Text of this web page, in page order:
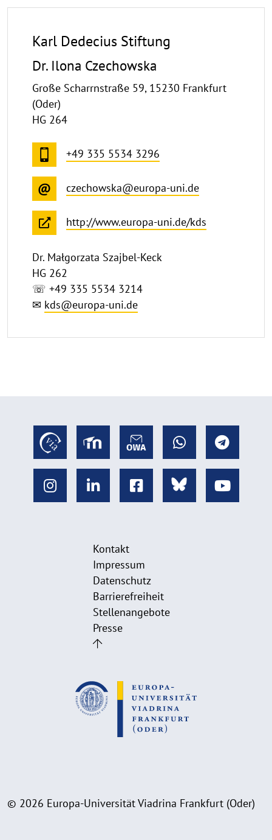
Karl Dedecius Stiftung
Dr. Ilona Czechowska
Große Scharrnstraße 59, 15230 Frankfurt
(Oder)
HG 264
+49 335 5534 3296
czechowska@europa-uni.de
http://www.europa-uni.de/kds
Dr. Małgorzata Szajbel-Keck
HG 262
☏ +49 335 5534 3214
✉ kds@europa-uni.de
Kontakt
Impressum
Datenschutz
Barrierefreiheit
Stellenangebote
Presse
© 2026 Europa-Universität Viadrina Frankfurt (Oder)